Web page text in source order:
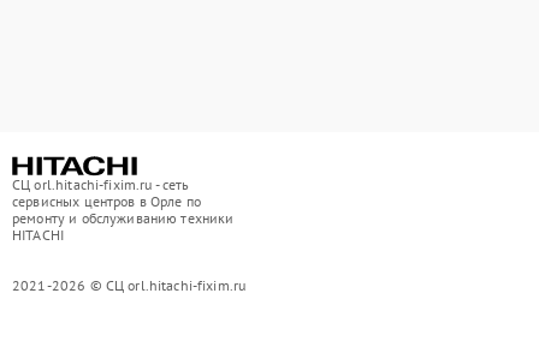
СЦ orl.hitachi-fixim.ru - сеть
сервисных центров в Орле по
ремонту и обслуживанию техники
HITACHI
2021-2026 © СЦ orl.hitachi-fixim.ru